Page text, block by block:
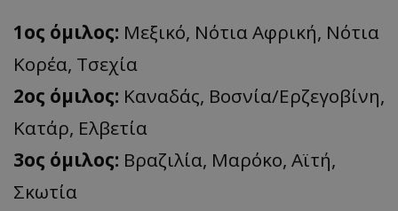
1ος όμιλος: Μεξικό, Νότια Αφρική, Νότια
Κορέα, Τσεχία
2ος όμιλος: Καναδάς, Βοσνία/Ερζεγοβίνη,
Κατάρ, Ελβετία
3ος όμιλος: Βραζιλία, Μαρόκο, Αϊτή,
Σκωτία